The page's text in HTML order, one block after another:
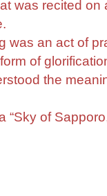
was recited
was an act of
of
the
of Sapporo,